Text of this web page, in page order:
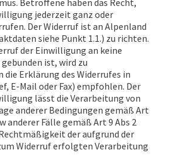
Betroffene haben das Recht,
jederzeit ganz oder
Der Widerruf ist an Alpenland
siehe Punkt 1.1.) zu richten.
der Einwilligung an keine
ist, wird zu
die Erklärung des Widerrufes in
E-Mail oder Fax) empfohlen. Der
lässt die Verarbeitung von
anderer Bedingungen gemäß Art
anderer Fälle gemäß Art 9 Abs 2
Rechtmäßigkeit der aufgrund der
Widerruf erfolgten Verarbeitung